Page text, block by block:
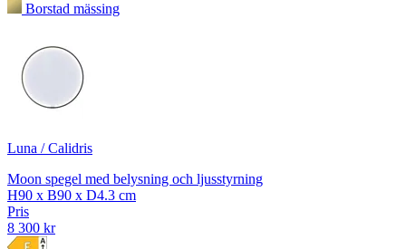
Borstad mässing
Luna / Calidris
Moon spegel med belysning och ljusstyrning
H90 x B90 x D4.3 cm
Pris
8 300 kr